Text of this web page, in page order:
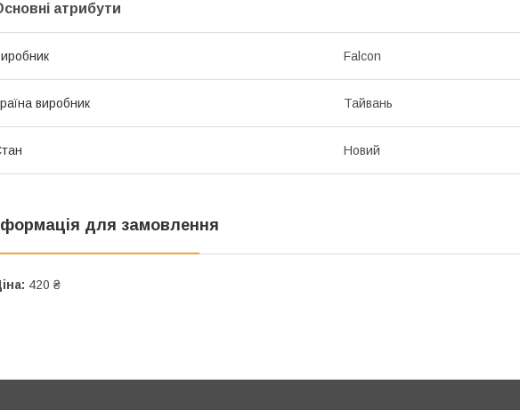
атрибути
Falcon
виробник Тайвань
Новий
для замовлення
420 ₴